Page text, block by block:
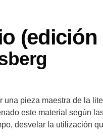
(edición
pieza maestra de la
este material según
desvelar la utilización